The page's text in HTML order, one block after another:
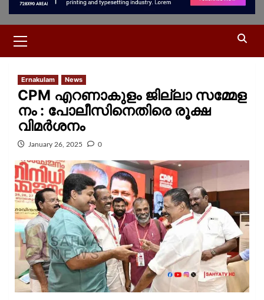
Ernakulam News
CPM എറണാകുളം ജില്ലാ സമ്മേള
നം : പോലീസിനെതിരെ രൂക്ഷ
വിമർശനം
January 26, 2025 0